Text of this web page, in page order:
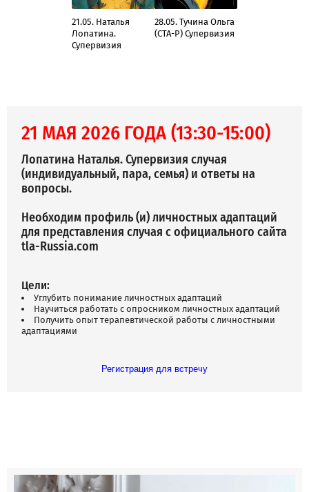
21.05. Наталья
Лопатина.
Супервизия
28.05. Тучина Ольга
(СТА-Р) Супервизия
21 МАЯ 2026 ГОДА (13:30-15:00)
Лопатина Наталья. Супервизия случая
(индивидуальный, пара, семья) и ответы на
вопросы.
Необходим профиль (и) личностных адаптаций
для представления случая с официального сайта
tla-Russia.com
Цели:
Углубить понимание личностных адаптаций
Научиться работать с опросником личностных адаптаций
Получить опыт терапевтической работы с личностными
адаптациями
Регистрация для встречу